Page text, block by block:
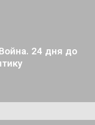
24 дня до